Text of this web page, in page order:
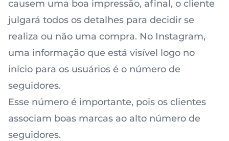
causem uma boa impressão, afinal, o cliente
julgará todos os detalhes para decidir se
realiza ou não uma compra. No Instagram,
uma informação que está visível logo no
início para os usuários é o número de
seguidores.
Esse número é importante, pois os clientes
associam boas marcas ao alto número de
seguidores.